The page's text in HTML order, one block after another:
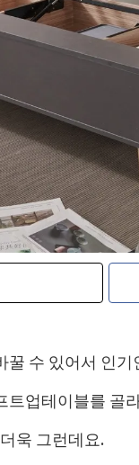
꿀 수 있어서 인
트업테이블를 골
욱 그런데요.